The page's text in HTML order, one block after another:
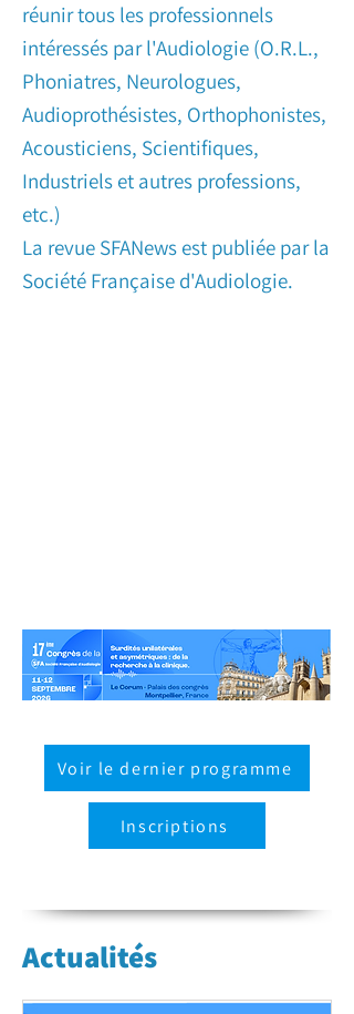
réunir tous les professionnels
intéressés par l'Audiologie (O.R.L.,
Phoniatres, Neurologues,
Audioprothésistes, Orthophonistes,
Acousticiens, Scientifiques,
Industriels et autres professions,
etc.)
La revue SFANews est publiée par la
Société Française d'Audiologie.
Voir le dernier programme
Inscriptions
Actualités